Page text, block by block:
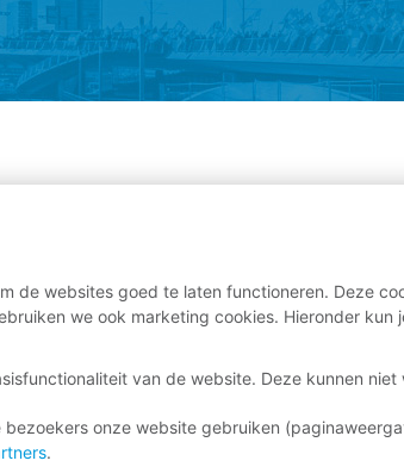
de websites goed te laten functioneren. Deze
we ook marketing cookies. Hieronder
van de website. Deze kunnen niet
bezoekers onze website gebruiken
.